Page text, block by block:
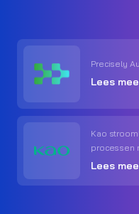
Precisely
Lees
Kao
processen
Lees